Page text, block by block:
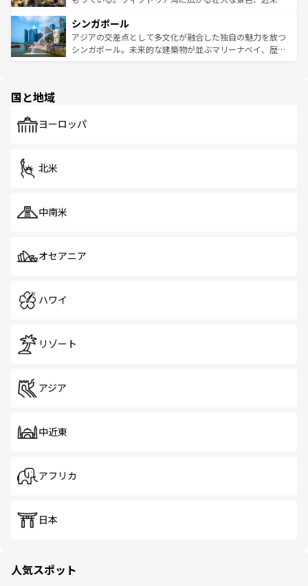
参照してほしい。
激する。気候は一年中温暖で、どの季節にも異なる楽しみ
が待っている。親しみやすいタイの人々、仏教を中心とし
た文化、そして多様な観光資源が、訪れる旅人を魅了し続
み、どこを訪れても感動するはず。観光スポットが密集し
ており、効率よく見どころを回れるのも魅力。息をのむよ
うな絶景から文化的な体験まで、香港を存分に楽しみ尽く
シンガポール
アジアの交差点として多文化が融合した独自の魅力を放つ
シンガポール。未来的な建築物が並ぶマリーナベイ、歴史
で、ホーカーズは地元の風情を楽しめる外せないスポット
国と地域
ヨーロッパ
北米
中南米
オセアニア
ハワイ
リゾート
アジア
中近東
アフリカ
日本
人気スポット